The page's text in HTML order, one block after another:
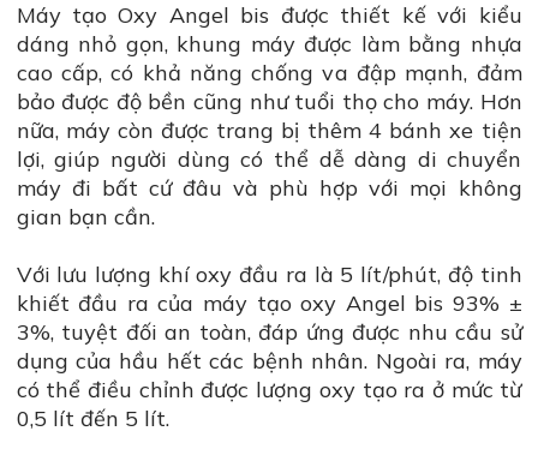
Máy tạo Oxy Angel bis được thiết kế với kiểu
dáng nhỏ gọn, khung máy được làm bằng nhựa
cao cấp, có khả năng chống va đập mạnh, đảm
bảo được độ bền cũng như tuổi thọ cho máy. Hơn
nữa, máy còn được trang bị thêm 4 bánh xe tiện
lợi, giúp người dùng có thể dễ dàng di chuyển
máy đi bất cứ đâu và phù hợp với mọi không
gian bạn cần.
Với lưu lượng khí oxy đầu ra là 5 lít/phút, độ tinh
khiết đầu ra của máy tạo oxy Angel bis 93% ±
3%, tuyệt đối an toàn, đáp ứng được nhu cầu sử
dụng của hầu hết các bệnh nhân. Ngoài ra, máy
có thể điều chỉnh được lượng oxy tạo ra ở mức từ
0,5 lít đến 5 lít.